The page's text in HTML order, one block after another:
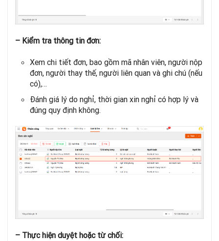
– Kiểm tra thông tin đơn:
Xem chi tiết đơn, bao gồm mã nhân viên, người nộp
đơn, người thay thế, người liên quan và ghi chú (nếu
có),…
Đánh giá lý do nghỉ, thời gian xin nghỉ có hợp lý và
đúng quy định không.
– Thực hiện duyệt hoặc từ chối: